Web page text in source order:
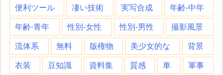
便利ツール
凄い技術 実写合成
年齢-中年
年齢-青年
性別-女性 性別-男性
撮影風景
流体系
無料 版権物 美少女的な
背景
衣装
豆知識 資料集 質感 車
軍事